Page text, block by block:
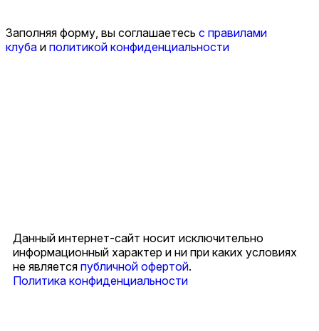
Заполняя форму, вы соглашаетесь с правилами
клуба и политикой конфиденциальности
Данный интернет-сайт носит исключительно
информационный характер и ни при каких условиях
не является публичной офертой.
Политика конфиденциальности